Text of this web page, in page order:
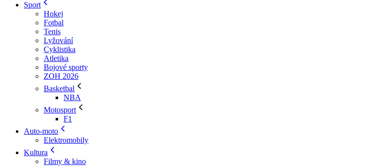
Sport
Hokej
Fotbal
Tenis
Lyžování
Cyklistika
Atletika
Bojové sporty
ZOH 2026
Basketbal
NBA
Motosport
F1
Auto-moto
Elektromobily
Kultura
Filmy & kino